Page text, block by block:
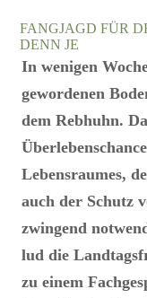
FANGJAGD FÜR
DENN JE
In wenigen
gewordenen
dem Rebhuhn.
Lebensraumes,
auch der Schutz
zwingend
lud die
zu einem